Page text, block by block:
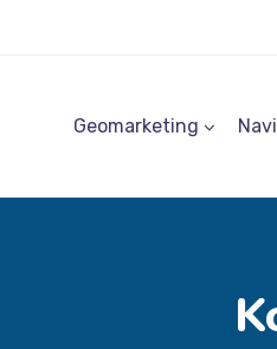
Geomarketing